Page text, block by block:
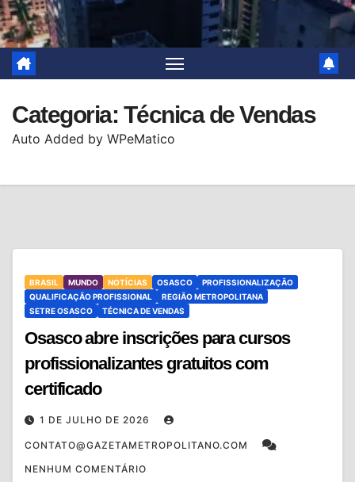
Categoria: Técnica de Vendas
Auto Added by WPeMatico
BRASIL MUNDO NOTÍCIAS OSASCO
PROFISSIONALIZAÇÃO
QUALIFICAÇÃO PROFISSIONAL
REGIÃO METROPOLITANA
SETRE OSASCO
TÉCNICA DE VENDAS
Osasco abre inscrições para cursos
profissionalizantes gratuitos com
certificado
1 DE JULHO DE 2026
CONTATO@GAZETAMETROPOLITANO.COM
NENHUM COMENTÁRIO